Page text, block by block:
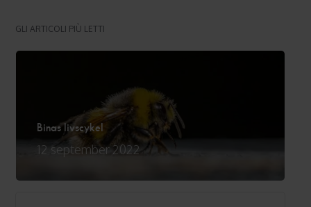
GLI ARTICOLI PIÙ LETTI
Binas livscykel
12 september 2022